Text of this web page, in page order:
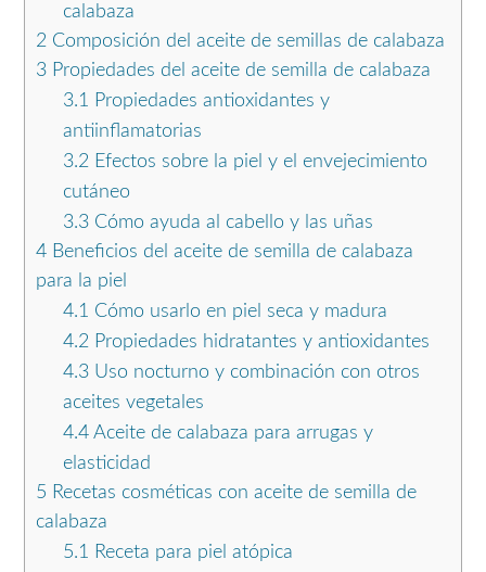
calabaza
2 Composición del aceite de semillas de calabaza
3 Propiedades del aceite de semilla de calabaza
3.1
Propiedades antioxidantes y
antiinflamatorias
3.2 Efectos sobre la piel y el envejecimiento
cutáneo
3.3Cómo ayuda al cabello y las uñas
4 Beneficios del aceite de semilla de calabaza
para la piel
4.1 Cómo usarlo en piel seca y madura
4.2 Propiedades hidratantes y antioxidantes
4.3Uso nocturno y combinación con otros
aceites vegetales
4.4Aceite de calabaza para arrugas y
elasticidad
5 Recetas cosméticas con aceite de semilla de
calabaza
5.1
Receta para piel atópica